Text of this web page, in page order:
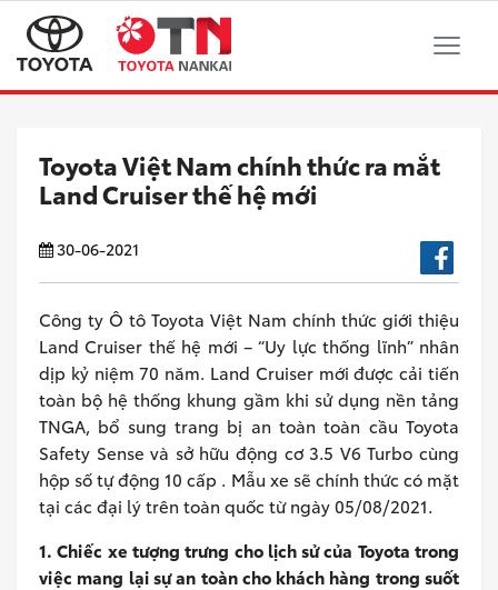
Toyota Việt Nam chính thức ra mắt
Land Cruiser thế hệ mới
30-06-2021
Công ty Ô tô Toyota Việt Nam chính thức giới thiệu
Land Cruiser thế hệ mới – “Uy lực thống lĩnh” nhân
dịp kỷ niệm 70 năm. Land Cruiser mới được cải tiến
toàn bộ hệ thống khung gầm khi sử dụng nền tảng
TNGA, bổ sung trang bị an toàn toàn cầu Toyota
Safety Sense và sở hữu động cơ 3.5 V6 Turbo cùng
hộp số tự động 10 cấp . Mẫu xe sẽ chính thức có mặt
tại các đại lý trên toàn quốc từ ngày 05/08/2021.
1. Chiếc xe tượng trưng cho lịch sử của Toyota trong
việc mang lại sự an toàn cho khách hàng trong suốt